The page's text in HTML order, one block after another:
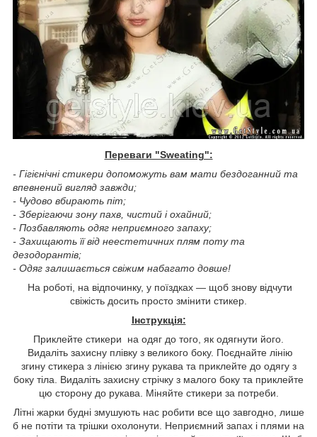
Переваги "Sweating":
- Гігієнічні стикери допоможуть вам мати бездоганний та
впевнений вигляд завжди;
- Чудово вбирають піт;
- Зберігаючи зону пахв, чистий і охайний;
- Позбавляють одяг неприємного запаху;
- Захищають її від неестетичних плям поту та
дезодорантів;
- Одяг залишається свіжим набагато довше!
На роботі, на відпочинку, у поїздках — щоб знову відчути
свіжість досить просто змінити стикер.
Інструкція:
Приклейте стикери на одяг до того, як одягнути його.
Видаліть захисну плівку з великого боку. Поєднайте лінію
згину стикера з лінією згину рукава та приклейте до одягу з
боку тіла. Видаліть захисну стрічку з малого боку та приклейте
цю сторону до рукава. Міняйте стикери за потреби.
Літні жарки будні змушують нас робити все що завгодно, лише
б не потіти та трішки охолонути. Неприємний запах і плями на